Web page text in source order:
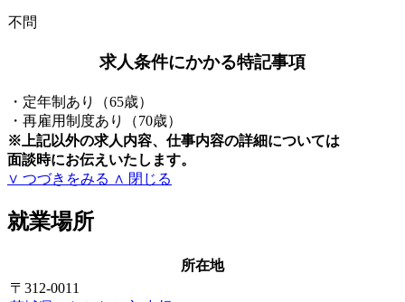
不問
求人条件にかかる特記事項
・定年制あり（65歳）
・再雇用制度あり（70歳）
※上記以外の求人内容、仕事内容の詳細については
面談時にお伝えいたします。
∨ つづきをみる ∧ 閉じる
就業場所
所在地
〒312-0011